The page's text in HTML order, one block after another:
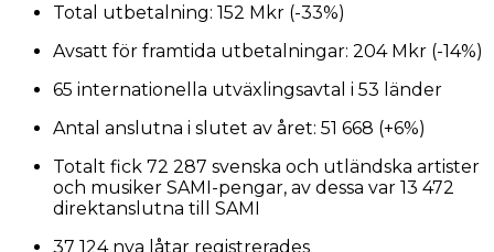
Total utbetalning: 152 Mkr (-33%)
Avsatt för framtida utbetalningar: 204 Mkr (-14%)
65 internationella utväxlingsavtal i 53 länder
Antal anslutna i slutet av året: 51 668 (+6%)
Totalt fick 72 287 svenska och utländska artister
och musiker SAMI-pengar, av dessa var 13 472
direktanslutna till SAMI
37 124 nya låtar registrerades